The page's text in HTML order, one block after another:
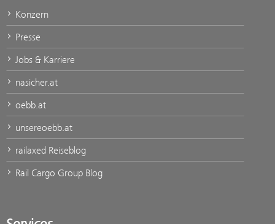
Konzern
Presse
Jobs & Karriere
nasicher.at
oebb.at
unsereoebb.at
railaxed Reiseblog
Rail Cargo Group Blog